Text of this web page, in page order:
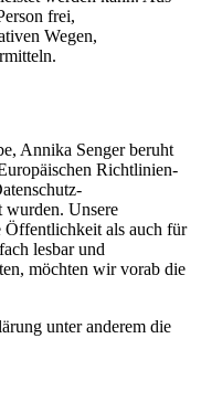
frei,
Wegen,
Annika Senger beruht
Richtlinien-
Unsere
als auch für
lesbar und
möchten wir vorab die
unter anderem die